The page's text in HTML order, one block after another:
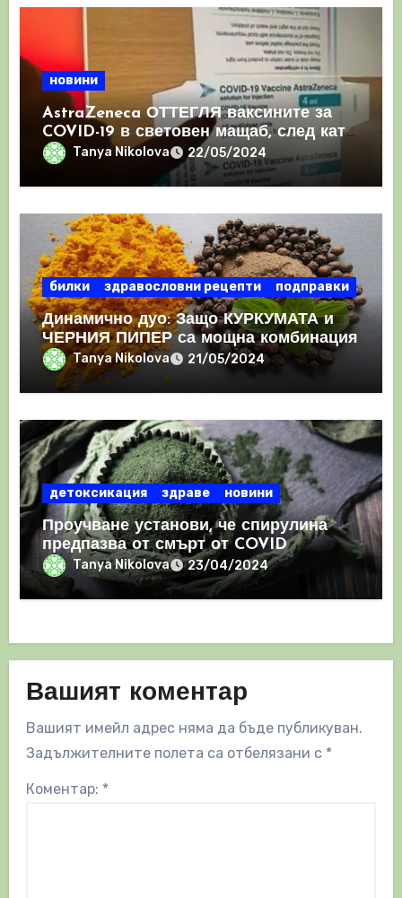
новини
AstraZeneca ОТТЕГЛЯ ваксините за
COVID-19 в световен мащаб, след като
призна, че те причиняват КРЪВНИ
съсиреци
Tanya Nikolova 22/05/2024
билки здравословни рецепти подправки
Динамично дуо: Защо КУРКУМАТА и
ЧЕРНИЯ ПИПЕР са мощна комбинация
Tanya Nikolova 21/05/2024
детоксикация здраве новини
Проучване установи, че спирулина
предпазва от смърт от COVID
Tanya Nikolova 23/04/2024
Вашият коментар
Вашият имейл адрес няма да бъде публикуван.
Задължителните полета са отбелязани с *
Коментар: *